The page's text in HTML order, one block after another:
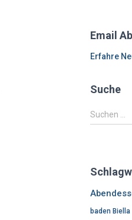
Email
Erfahre
Suche
S
u
n
n
c
Suchen …
baden Biella